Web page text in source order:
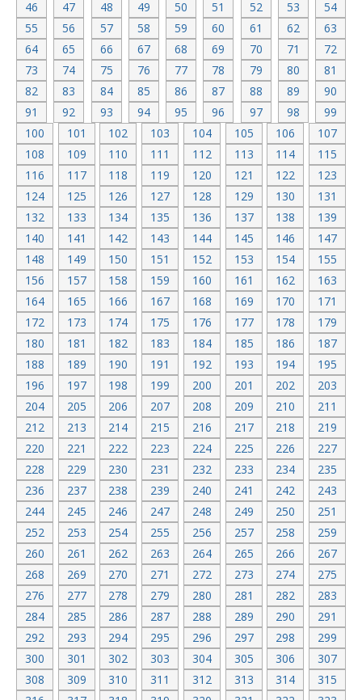
46
47 48 49 50 51 52 53
54
55
56 57 58 59 60 61 62
63
64
65 66 67 68 69 70 71
72
73
74 75 76 77 78 79 80
81
82
83 84 85 86 87 88 89
90
91
92 93 94 95 96 97 98
99
100
101 102 103 104 105 106
107
108
109 110 111 112 113 114
115
116
117 118 119 120 121 122
123
124
125 126 127 128 129 130
131
132
133 134 135 136 137 138
139
140
141 142 143 144 145 146
147
148
149 150 151 152 153 154
155
156
157 158 159 160 161 162
163
164
165 166 167 168 169 170
171
172
173 174 175 176 177 178
179
180
181 182 183 184 185 186
187
188
189 190 191 192 193 194
195
196
197 198 199 200 201 202
203
204
205 206 207 208 209 210
211
212
213 214 215 216 217 218
219
220
221 222 223 224 225 226
227
228
229 230 231 232 233 234
235
236
237 238 239 240 241 242
243
244
245 246 247 248 249 250
251
252
253 254 255 256 257 258
259
260
261 262 263 264 265 266
267
268
269 270 271 272 273 274
275
276
277 278 279 280 281 282
283
284
285 286 287 288 289 290
291
292
293 294 295 296 297 298
299
300
301 302 303 304 305 306
307
308
309 310 311 312 313 314
315